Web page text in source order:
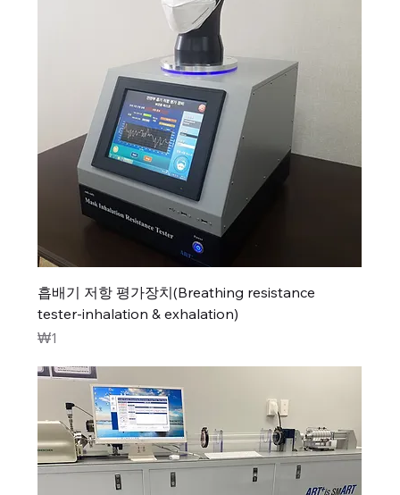
흡배기 저항 평가장치(Breathing resistance
tester-inhalation & exhalation)
가격
₩1